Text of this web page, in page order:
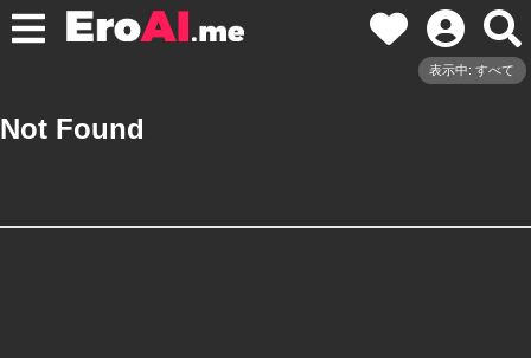
表示中: すべて
Not Found